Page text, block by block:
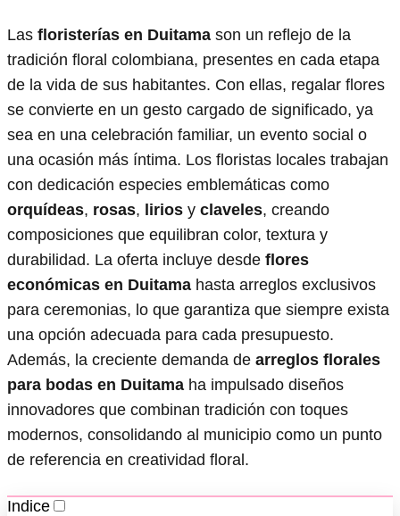
Las floristerías en Duitama son un reflejo de la
tradición floral colombiana, presentes en cada etapa
de la vida de sus habitantes. Con ellas, regalar flores
se convierte en un gesto cargado de significado, ya
sea en una celebración familiar, un evento social o
una ocasión más íntima. Los floristas locales trabajan
con dedicación especies emblemáticas como
orquídeas, rosas, lirios y claveles, creando
composiciones que equilibran color, textura y
durabilidad. La oferta incluye desde flores
económicas en Duitama hasta arreglos exclusivos
para ceremonias, lo que garantiza que siempre exista
una opción adecuada para cada presupuesto.
Además, la creciente demanda de arreglos florales
para bodas en Duitama ha impulsado diseños
innovadores que combinan tradición con toques
modernos, consolidando al municipio como un punto
de referencia en creatividad floral.
Indice